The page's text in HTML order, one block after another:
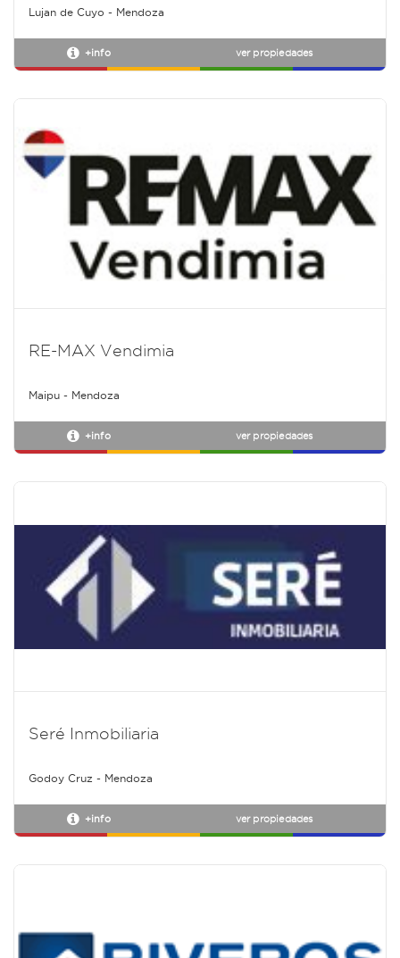
Lujan de Cuyo - Mendoza
+info ver propiedades
RE-MAX Vendimia
Maipu - Mendoza
+info ver propiedades
Seré Inmobiliaria
Godoy Cruz - Mendoza
+info ver propiedades